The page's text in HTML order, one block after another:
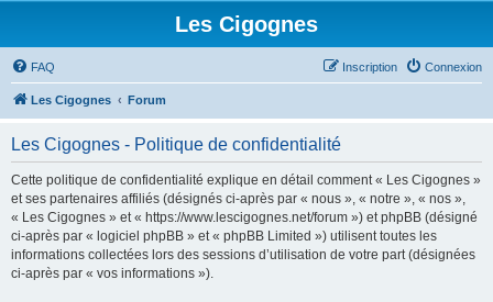
Les Cigognes
FAQ Connexion
Inscription
Les Cigognes Forum
Les Cigognes - Politique de confidentialité
Cette politique de confidentialité explique en détail comment « Les Cigognes »
et ses partenaires affiliés (désignés ci-après par « nous », « notre », « nos »,
« Les Cigognes » et « https://www.lescigognes.net/forum ») et phpBB (désigné
ci-après par « logiciel phpBB » et « phpBB Limited ») utilisent toutes les
informations collectées lors des sessions d’utilisation de votre part (désignées
ci-après par « vos informations »).